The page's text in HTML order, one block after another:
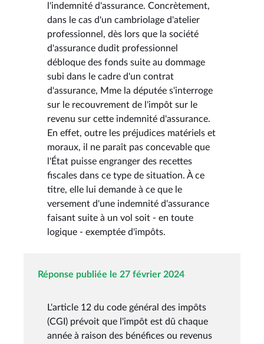
l'indemnité d'assurance. Concrètement,
dans le cas d'un cambriolage d'atelier
professionnel, dès lors que la société
d'assurance dudit professionnel
débloque des fonds suite au dommage
subi dans le cadre d'un contrat
d'assurance, Mme la députée s'interroge
sur le recouvrement de l'impôt sur le
revenu sur cette indemnité d'assurance.
En effet, outre les préjudices matériels et
moraux, il ne paraît pas concevable que
l'État puisse engranger des recettes
fiscales dans ce type de situation. À ce
titre, elle lui demande à ce que le
versement d'une indemnité d'assurance
faisant suite à un vol soit - en toute
logique - exemptée d'impôts.
Réponse publiée le 27 février 2024
L'article 12 du code général des impôts
(CGI) prévoit que l'impôt est dû chaque
année à raison des bénéfices ou revenus